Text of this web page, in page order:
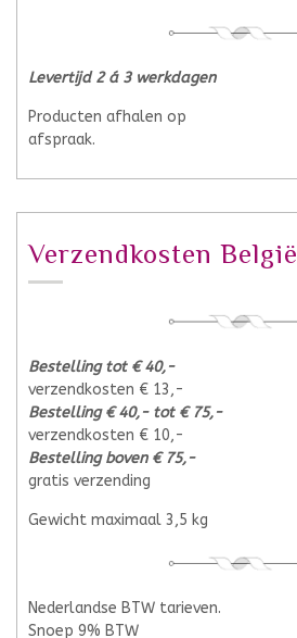
Levertijd 2 á 3 werkdagen
Producten afhalen op
afspraak.
Verzendkosten België
Bestelling tot € 40,-
verzendkosten € 13,-
Bestelling € 40,- tot € 75,-
verzendkosten € 10,-
Bestelling boven € 75,-
gratis verzending
Gewicht maximaal 3,5 kg
Nederlandse BTW tarieven.
Snoep 9% BTW